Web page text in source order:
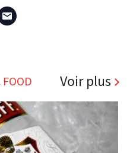
FOOD Voir plus